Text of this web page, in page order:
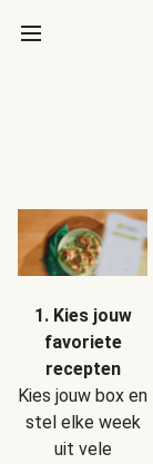
1. Kies jouw
favoriete
recepten
Kies jouw box en
stel elke week
uit vele